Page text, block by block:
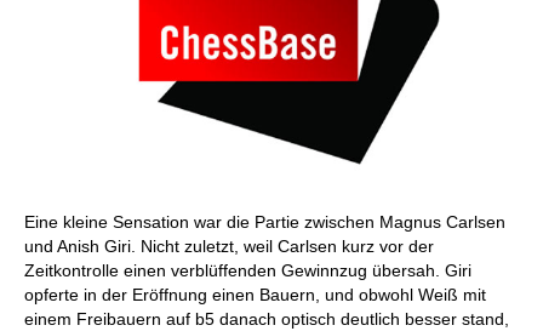
Eine kleine Sensation war die Partie zwischen Magnus Carlsen
und Anish Giri. Nicht zuletzt, weil Carlsen kurz vor der
Zeitkontrolle einen verblüffenden Gewinnzug übersah. Giri
opferte in der Eröffnung einen Bauern, und obwohl Weiß mit
einem Freibauern auf b5 danach optisch deutlich besser stand,